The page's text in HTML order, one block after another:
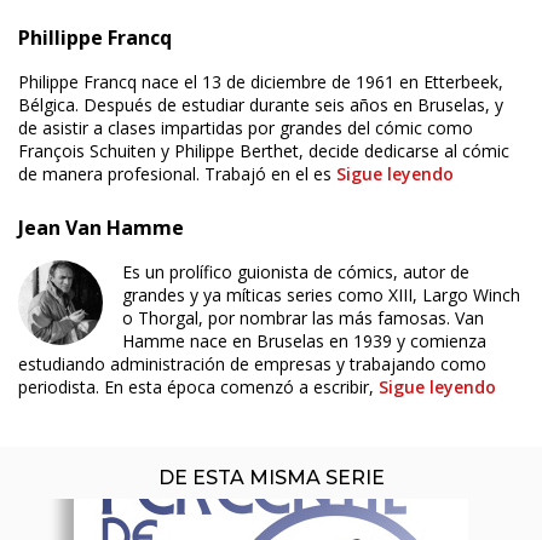
Phillippe Francq
Philippe Francq nace el 13 de diciembre de 1961 en Etterbeek,
Bélgica. Después de estudiar durante seis años en Bruselas, y
de asistir a clases impartidas por grandes del cómic como
François Schuiten y Philippe Berthet, decide dedicarse al cómic
de manera profesional. Trabajó en el es Sigue leyendo
Jean Van Hamme
Es un prolífico guionista de cómics, autor de
grandes y ya míticas series como XIII, Largo Winch
o Thorgal, por nombrar las más famosas. Van
Hamme nace en Bruselas en 1939 y comienza
estudiando administración de empresas y trabajando como
periodista. En esta época comenzó a escribir, Sigue leyendo
DE ESTA MISMA SERIE
ÚLTIMO NÚMERO PUBLICADO